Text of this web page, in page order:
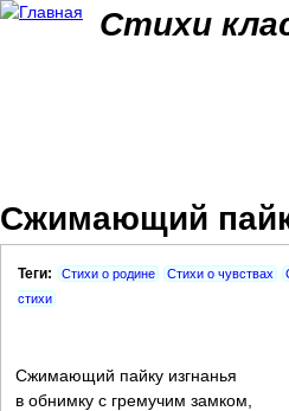
Стихи
Сжимающий
Теги: Стихи о родине Стихи о чувствах
стихи
Сжимающий пайку изгнанья
в обнимку с гремучим замком,